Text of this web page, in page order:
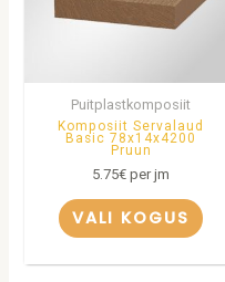
Puitplastkomposiit
Komposiit Servalaud
Basic 78x14x4200
Pruun
5.75€ per jm
VALI KOGUS